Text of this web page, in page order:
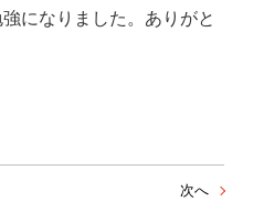
になりました。ありがと
次へ